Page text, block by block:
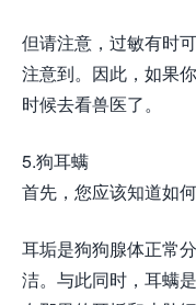
但请注意，过敏有时
注意到。因此，如果
时候去看兽医了。
5.狗耳螨
首先，您应该知道如
耳垢是狗狗腺体正常
洁。与此同时，耳螨